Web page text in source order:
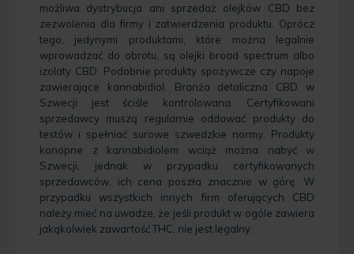
możliwa dystrybucja ani sprzedaż olejków CBD bez
zezwolenia dla firmy i zatwierdzenia produktu. Oprócz
tego, jedynymi produktami, które można legalnie
wprowadzać do obrotu, są olejki broad spectrum albo
izolaty CBD. Podobnie produkty spożywcze czy napoje
zawierające kannabidiol. Branża detaliczna CBD w
Szwecji jest ściśle kontrolowana. Certyfikowani
sprzedawcy muszą regularnie oddawać produkty do
testów i spełniać surowe szwedzkie normy. Produkty
konopne z kannabidiolem wciąż można nabyć w
Szwecji, jednak w przypadku certyfikowanych
sprzedawców, ich cena poszła znacznie w górę. W
przypadku wszystkich innych firm oferujących CBD
należy mieć na uwadze, że jeśli produkt w ogóle zawiera
jakąkolwiek zawartość THC, nie jest legalny.